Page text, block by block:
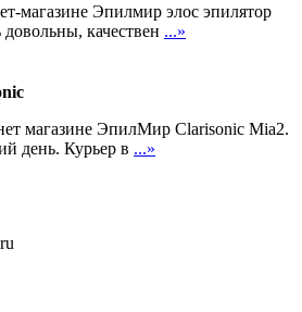
магазине Эпилмир элос эпилятор
качествен ...»
магазине ЭпилМир Clarisonic Mia2.
день. Курьер в ...»